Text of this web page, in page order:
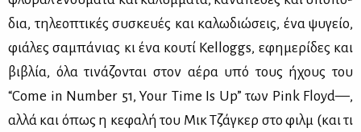
δια, τη­λε­ο­πτι­κές συ­σκευ­ές και κα­λω­διώ­σεις, ένα ψυ­γείο,
φιά­λες σα­μπά­νιας κι ένα κου­τί Kelloggs, εφη­με­ρί­δες και
βι­βλία, όλα τι­νά­ζο­νται στον αέ­ρα υπό τους ήχους του
“Come in Number 51, Your Time Is Up” των Pink Floyd—,
αλ­λά και όπως η κε­φα­λή του Μικ Τζά­γκερ στο φιλμ (και τι